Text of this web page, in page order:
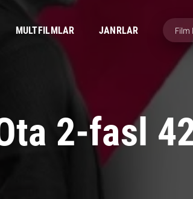
MULTFILMLAR JANRLAR
2-fasl